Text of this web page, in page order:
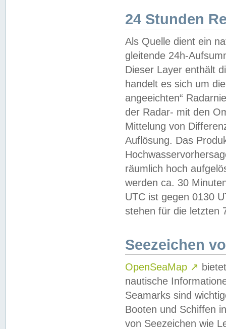
24 Stunden
Als Quelle dient ein
gleitende 24h-
Dieser Layer enthält
handelt es sich um
angeeichten“
der Radar- mit den
Mittelung von
Auflösung. Das
räumlich hoch
werden ca. 30
UTC ist gegen 0130
stehen für die letzten
Seezeichen
OpenSeaMap ↗
nautische
Seamarks sind
Booten und Schiffen
von Seezeichen wie